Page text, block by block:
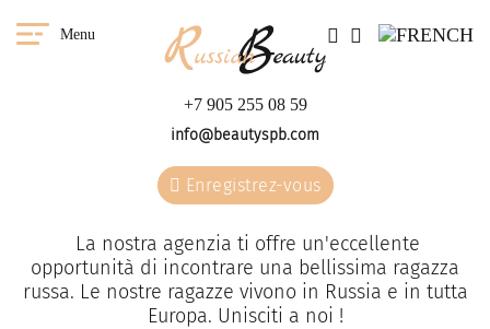
Menu
+7 905 255 08 59
info@beautyspb.com
Enregistrez-vous
La nostra agenzia ti offre un'eccellente
opportunità di incontrare una bellissima ragazza
russa. Le nostre ragazze vivono in Russia e in tutta
Europa. Unisciti a noi !